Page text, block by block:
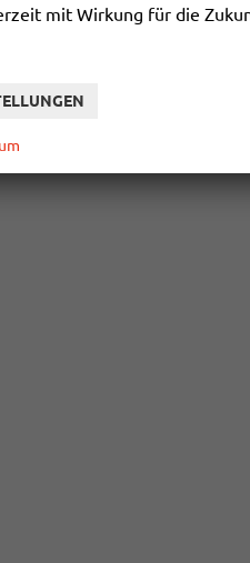
mit Wirkung für die